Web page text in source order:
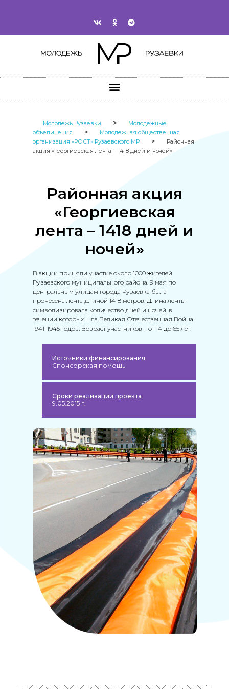
Молодежь Рузаевки >
Молодежные
объединения
>
Молодежная общественная
организация «РОСТ» Рузаевского МР
>
Районная
акция «Георгиевская лента – 1418 дней и ночей»
Районная акция
«Георгиевская
лента – 1418 дней и
ночей»
В акции приняли участие около 1000 жителей
Рузаевского муниципального района. 9 мая по
центральным улицам города Рузаевка была
пронесена лента длиной 1418 метров. Длина ленты
символизировала количество дней и ночей, в
течении которых шла Великая Отечественная Война
1941-1945 годов. Возраст участников – от 14 до 65 лет.
Источники финансирования
Спонсорская помощь
Сроки реализации проекта
9.05.2015 г.